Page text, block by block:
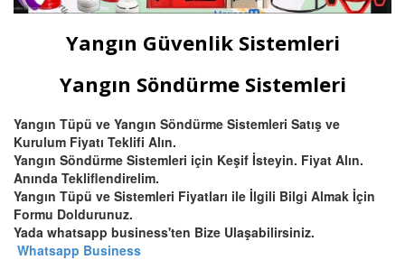
Yangın Güvenlik Sistemleri
Yangın Söndürme Sistemleri
Yangın Tüpü ve Yangın Söndürme Sistemleri Satış ve
Kurulum Fiyatı Teklifi Alın.
Yangın Söndürme Sistemleri için Keşif İsteyin. Fiyat Alın.
Anında Tekliflendirelim.
Yangın Tüpü ve Sistemleri Fiyatları ile İlgili Bilgi Almak İçin
Formu Doldurunuz.
Yada whatsapp business'ten Bize Ulaşabilirsiniz.
Whatsapp Business